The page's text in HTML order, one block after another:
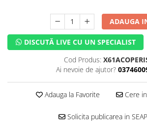
ADAUGA
DISCUTĂ LIVE CU UN SPECIALIST
Cod Produs:
Ai nevoie de ajutor?
Adauga la Favorite Cere
Solicita publicarea in SEAP